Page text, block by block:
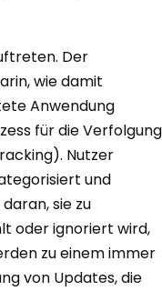
Der
wie damit
Anwendung
für die Verfolgung
Nutzer
und
sie zu
oder ignoriert wird,
zu einem immer
von Updates, die